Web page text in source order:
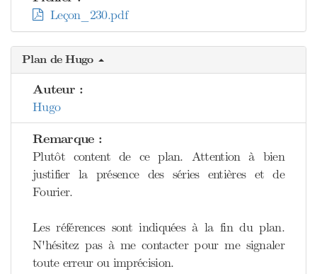
Leçon_230.pdf
Plan de Hugo
Auteur :
Hugo
Remarque :
Plutôt content de ce plan. Attention à bien
justifier la présence des séries entières et de
Fourier.
Les références sont indiquées à la fin du plan.
N'hésitez pas à me contacter pour me signaler
toute erreur ou imprécision.